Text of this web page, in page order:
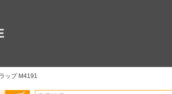
ップ M4191